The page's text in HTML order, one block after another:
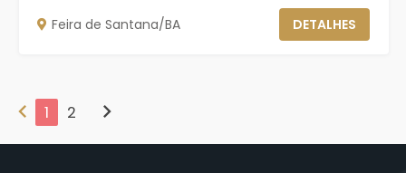
Feira de Santana/BA DETALHES
chevron_left 1 2 chevron_right